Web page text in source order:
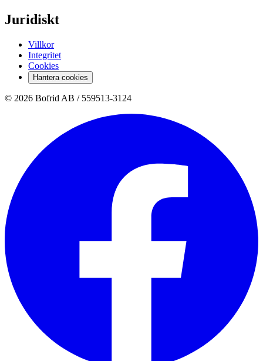
Juridiskt
Villkor
Integritet
Cookies
Hantera cookies
© 2026 Bofrid AB / 559513-3124